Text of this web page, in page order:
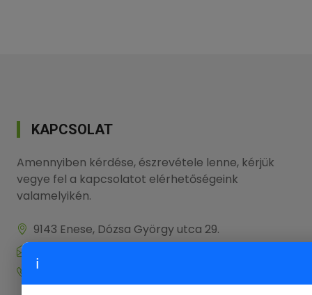
KAPCSOLAT
Amennyiben kérdése, észrevétele lenne, kérjük
vegye fel a kapcsolatot elérhetőségeink
valamelyikén.
9143 Enese, Dózsa György utca 29.
+36 20 573 5726
ℹ